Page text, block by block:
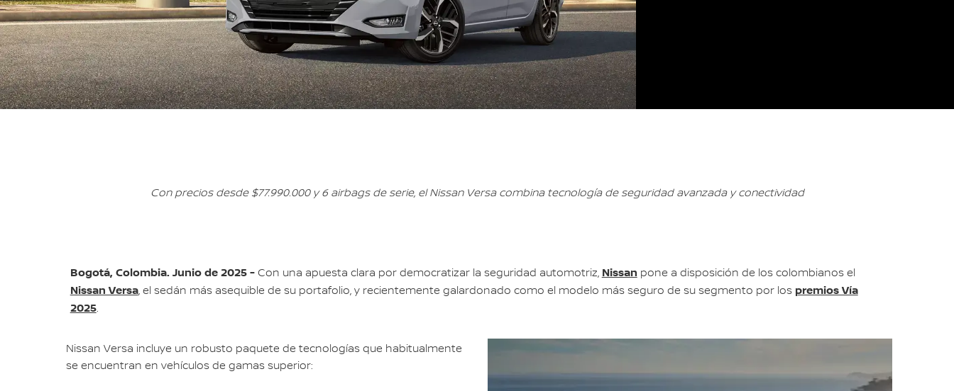
Con precios desde $77.990.000 y 6 airbags de serie, el Nissan Versa combina tecnología de seguridad avanzada y conectividad
Bogotá, Colombia. Junio de 2025 -Con una apuesta clara por democratizar la seguridad automotriz, Nissan pone a disposición de los colombianos el
Nissan Versa, el sedán más asequible de su portafolio, y recientemente galardonado como el modelo más seguro de su segmento por los premios Vía
2025.
Nissan Versa incluye un robusto paquete de tecnologías que habitualmente
se encuentran en vehículos de gamas superior: